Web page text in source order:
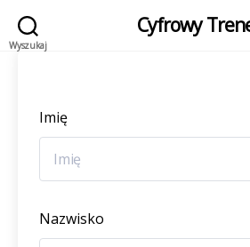
Wyszukaj
Cyfrowy
Imię
Nazwisko